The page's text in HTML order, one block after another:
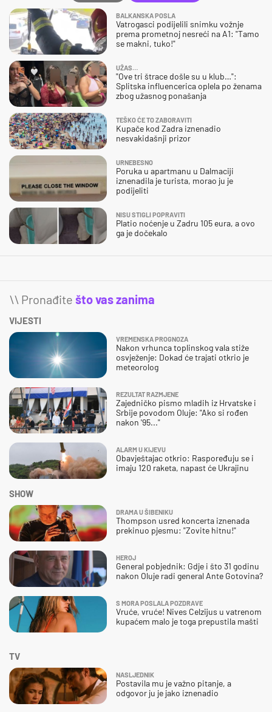
BALKANSKA POSLA
Vatrogasci podijelili snimku vožnje
prema prometnoj nesreći na A1: "Tamo
se makni, tuko!"
UŽAS…
"Ove tri štrace došle su u klub…":
Splitska influencerica oplela po ženama
zbog užasnog ponašanja
TEŠKO ĆE TO ZABORAVITI
Kupače kod Zadra iznenadio
nesvakidašnji prizor
URNEBESNO
Poruka u apartmanu u Dalmaciji
iznenadila je turista, morao ju je
podijeliti
NISU STIGLI POPRAVITI
Platio noćenje u Zadru 105 eura, a ovo
ga je dočekalo
\\ Pronađite što vas zanima
VIJESTI
VREMENSKA PROGNOZA
Nakon vrhunca toplinskog vala stiže
osvježenje: Dokad će trajati otkrio je
meteorolog
REZULTAT RAZMJENE
Zajedničko pismo mladih iz Hrvatske i
Srbije povodom Oluje: "Ako si rođen
nakon '95..."
ALARM U KIJEVU
Obavještajac otkrio: Raspoređuju se i
imaju 120 raketa, napast će Ukrajinu
SHOW
DRAMA U ŠIBENIKU
Thompson usred koncerta iznenada
prekinuo pjesmu: "Zovite hitnu!"
HEROJ
General pobjednik: Gdje i što 31 godinu
nakon Oluje radi general Ante Gotovina?
S MORA POSLALA POZDRAVE
Vruće, vruće! Nives Celzijus u vatrenom
kupaćem malo je toga prepustila mašti
TV
NASLJEDNIK
Postavila mu je važno pitanje, a
odgovor ju je jako iznenadio